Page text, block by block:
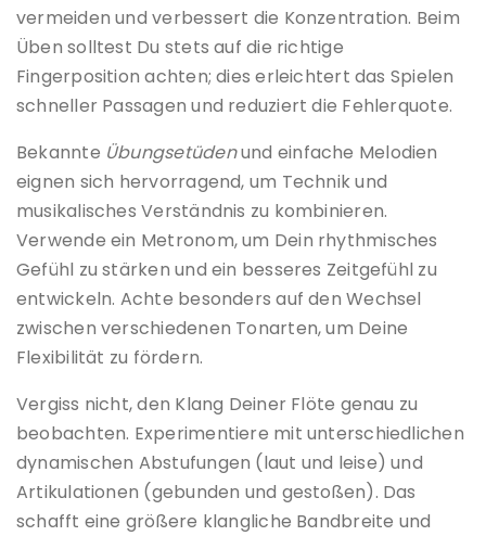
vermeiden und verbessert die Konzentration. Beim
Üben solltest Du stets auf die richtige
Fingerposition achten; dies erleichtert das Spielen
schneller Passagen und reduziert die Fehlerquote.
Bekannte Übungsetüdenund einfache Melodien
eignen sich hervorragend, um Technik und
musikalisches Verständnis zu kombinieren.
Verwende ein Metronom, um Dein rhythmisches
Gefühl zu stärken und ein besseres Zeitgefühl zu
entwickeln. Achte besonders auf den Wechsel
zwischen verschiedenen Tonarten, um Deine
Flexibilität zu fördern.
Vergiss nicht, den Klang Deiner Flöte genau zu
beobachten. Experimentiere mit unterschiedlichen
dynamischen Abstufungen (laut und leise) und
Artikulationen (gebunden und gestoßen). Das
schafft eine größere klangliche Bandbreite und